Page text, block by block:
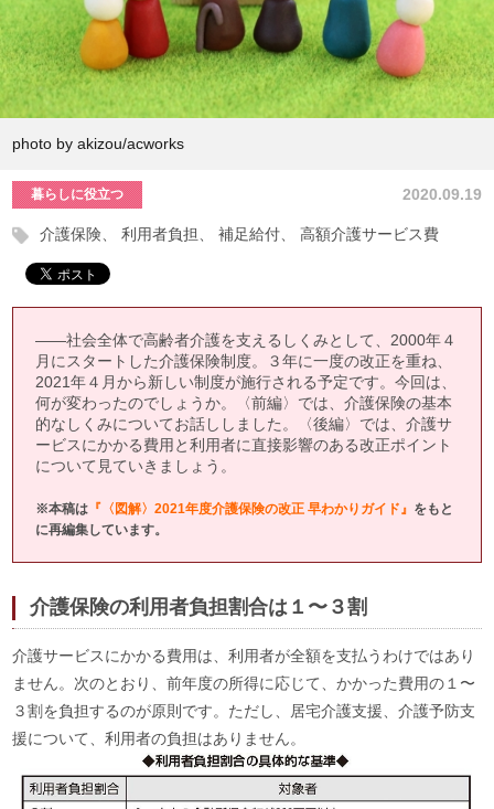
photo by akizou/acworks
2020.09.19
暮らしに役立つ
介護保険 利用者負担 補足給付 高額介護サービス費
——社会全体で高齢者介護を支えるしくみとして、2000年４
月にスタートした介護保険制度。３年に一度の改正を重ね、
2021年４月から新しい制度が施行される予定です。今回は、
何が変わったのでしょうか。〈前編〉では、介護保険の基本
的なしくみについてお話ししました。〈後編〉では、介護サ
ービスにかかる費用と利用者に直接影響のある改正ポイント
について見ていきましょう。
※本稿は 『〈図解〉2021年度介護保険の改正 早わかりガイド』 をもと
に再編集しています。
介護保険の利用者負担割合は１〜３割
介護サービスにかかる費用は、利用者が全額を支払うわけではあり
ません。次のとおり、前年度の所得に応じて、かかった費用の１〜
３割を負担するのが原則です。ただし、居宅介護支援、介護予防支
援について、利用者の負担はありません。